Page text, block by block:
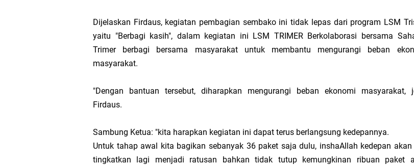
Rekomendasi Banggar
PTPN IV Regional VI Kebun Julok Rayeuk Utara Serahkan Bantuan Mesin
Dijelaskan Firdaus, kegiatan pembagian sembako ini tidak lepas dari program LSM
yaitu "Berbagi kasih", dalam kegiatan ini LSM TRIMER Berkolaborasi bersama
Trimer berbagi bersama masyarakat untuk membantu mengurangi beban
masyarakat.
"Dengan bantuan tersebut, diharapkan mengurangi beban ekonomi masyarakat,
Firdaus.
Sambung Ketua: "kita harapkan kegiatan ini dapat terus berlangsung kedepannya.
Untuk tahap awal kita bagikan sebanyak 36 paket saja dulu, inshaAllah kedepan
tingkatkan lagi menjadi ratusan bahkan tidak tutup kemungkinan ribuan paket